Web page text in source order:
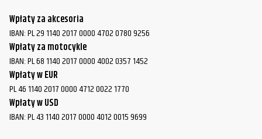
Wpłaty za akcesoria
IBAN: PL 29 1140 2017 0000 4702 0780 9256
Wpłaty za motocykle
IBAN: PL 68 1140 2017 0000 4002 0357 1452
Wpłaty w EUR
PL 46 1140 2017 0000 4712 0022 1770
Wpłaty w USD
IBAN: PL 43 1140 2017 0000 4012 0015 9699